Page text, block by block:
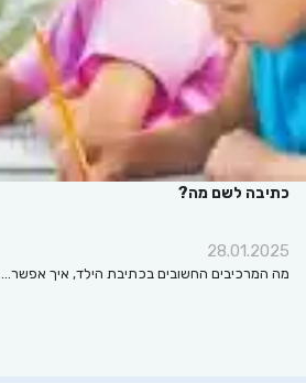
כתיבה לשם מה?
28.01.2025
מה המרכיבים החשובים בכתיבת הילד, איך אפשר…